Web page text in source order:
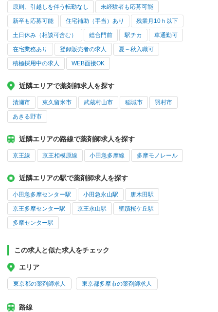
原則、引越しを伴う転勤なし 未経験者も応募可能
新卒も応募可能 住宅補助（手当）あり 残業月10ｈ以下
土日休み（相談可含む） 総合門前 駅チカ 車通勤可
在宅業務あり 登録販売者の求人 夏～秋入職可
積極採用中の求人 WEB面接OK
近隣エリアで薬剤師求人を探す
清瀬市 東久留米市 武蔵村山市 稲城市 羽村市
あきる野市
近隣エリアの路線で薬剤師求人を探す
京王線 京王相模原線 小田急多摩線 多摩モノレール
近隣エリアの駅で薬剤師求人を探す
小田急多摩センター駅 小田急永山駅 唐木田駅
京王多摩センター駅 京王永山駅 聖蹟桜ケ丘駅
多摩センター駅
この求人と似た求人をチェック
エリア
東京都の薬剤師求人 東京都多摩市の薬剤師求人
路線